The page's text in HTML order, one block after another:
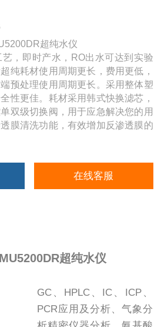
超纯水仪
，即时产水，RO出水可达到实验
纯耗材使用周期更长，费用更低，
预处理使用周期更长。采用整体塑
性更佳。耗材采用韩式快换滤芯，
双级切换阀，用于应急解决您的用
膜清洗功能，有效增加反渗透膜的
在线客服
超纯水仪
GC、HPLC、IC、ICP、
PCR应用及分析、气象分